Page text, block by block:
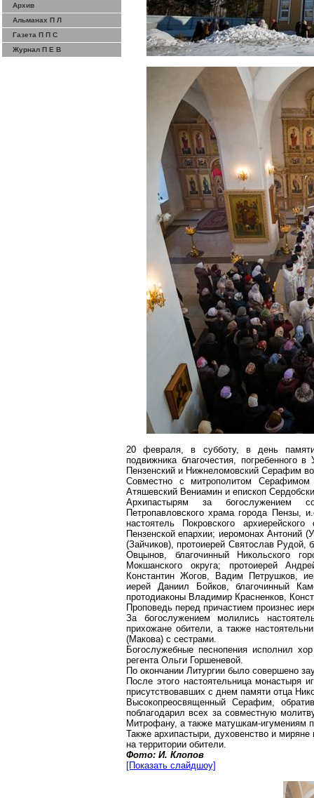
Архив
Альманах П Л
Газета П П С
Журнал П Е В
20 февраля, в субботу, в день памяти
подвижника благочестия, погребенного
Пензенский и Нижнеломовский Серафим
Совместно с митрополитом Серафимом
Атяшевский Вениамин и епископ
Архипастырям за богослужением
Петропавловского храма города Пензы,
настоятель Покровского
Пензенской епархии; иеромонах Антоний
(Зайчиков), протоиерей Святослав Рудой,
Овцынов, благочинный Никольского
Мокшанского округа; протоиерей
Константин Жогов, Вадим Петрушков,
иерей Даниил Бойков, благочинный
протодиаконы Владимир Красненков,
Проповедь перед причастием произнес
За богослужением молились
прихожане обители, а также
(Макова) с сестрами.
Богослужебные песнопения исполнил
регента Ольги Горшеневой.
По окончании Литургии было совершено
После этого настоятельница монастыря
присутствовавших с днем памяти отца
Высокопреосвященный Серафим,
поблагодарил всех за совместную
Митрофану, а также матушкам-игумениям
Также архипастыри, духовенство и
на территории обители.
Фото: И. Клопов
[Показать слайдшоу]